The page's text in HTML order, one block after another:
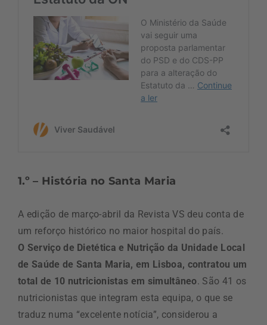
1.º – História no Santa Maria
A edição de março-abril da Revista VS deu conta de
um reforço histórico no maior hospital do país.
O Serviço de Dietética e Nutrição da Unidade Local
de Saúde de Santa Maria, em Lisboa, contratou um
total de 10 nutricionistas em simultâneo. São 41 os
nutricionistas que integram esta equipa, o que se
traduz numa “excelente notícia”, considerou a